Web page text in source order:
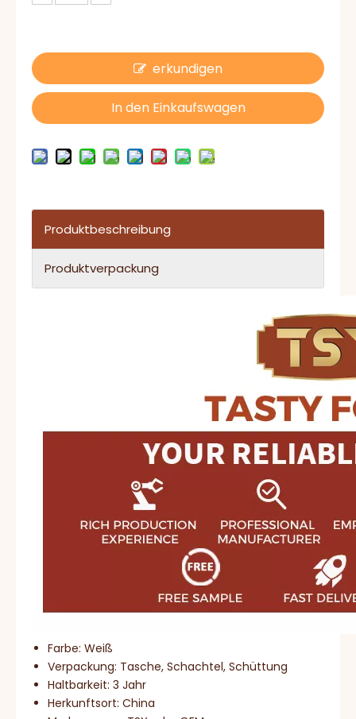
erkundigen
In den Einkaufswagen
Produktbeschreibung
Produktverpackung
Farbe: Weiß
Verpackung: Tasche, Schachtel, Schüttung
Haltbarkeit: 3 Jahr
Herkunftsort: China